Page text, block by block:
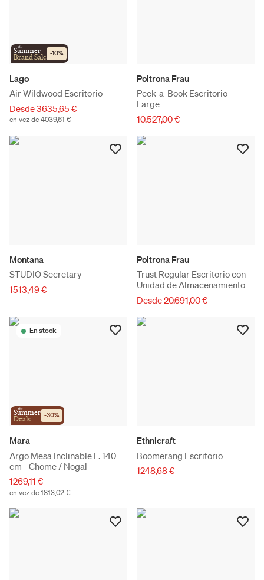
the
Summer
Brand Sale -10%
Lago
Air Wildwood Escritorio
Desde 3635,65 €
en vez de 4039,61 €
Poltrona Frau
Peek-a-Book Escritorio -
Large
10.527,00 €
Montana
STUDIO Secretary
1513,49 €
Poltrona Frau
Trust Regular Escritorio con
Unidad de Almacenamiento
Desde 20.691,00 €
En stock
the
Summer
Deals -30%
Mara
Argo Mesa Inclinable L. 140
cm - Chome / Nogal
1269,11 €
en vez de 1813,02 €
Ethnicraft
Boomerang Escritorio
1248,68 €